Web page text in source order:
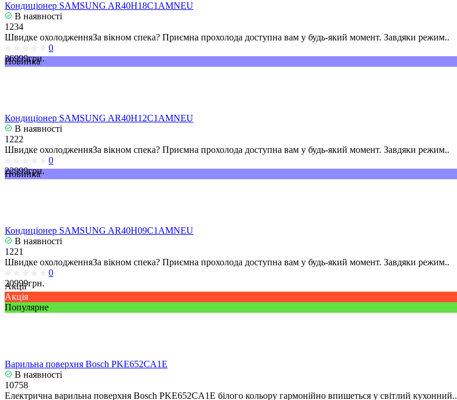
Кондиціонер SAMSUNG AR40H18C1AMNEU
В наявності
1234
Швидке охолодженняЗа вікном спека? Приємна прохолода доступна вам у будь-який момент. Завдяки режим..
0
36999грн.
Новинка
Кондиціонер SAMSUNG AR40H12C1AMNEU
В наявності
1222
Швидке охолодженняЗа вікном спека? Приємна прохолода доступна вам у будь-який момент. Завдяки режим..
0
22999грн.
Новинка
Кондиціонер SAMSUNG AR40H09C1AMNEU
В наявності
1221
Швидке охолодженняЗа вікном спека? Приємна прохолода доступна вам у будь-який момент. Завдяки режим..
0
20999грн.
Акції
Акція
Популярне
Варильна поверхня Bosch PKE652CA1E
В наявності
10758
Електрична варильна поверхня Bosch PKE652CA1E білого кольору гармонійно впишеться у світлий кухонний..